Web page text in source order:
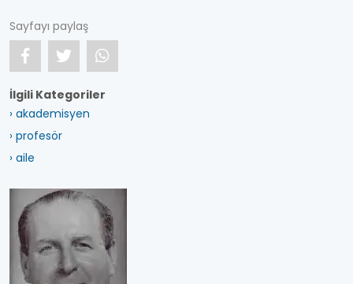
Sayfayı paylaş
İlgili Kategoriler
› akademisyen
› profesör
› aile